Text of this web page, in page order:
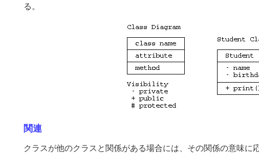
る。
関連
クラスが他のクラスと関係がある場合には、その関係の意味に